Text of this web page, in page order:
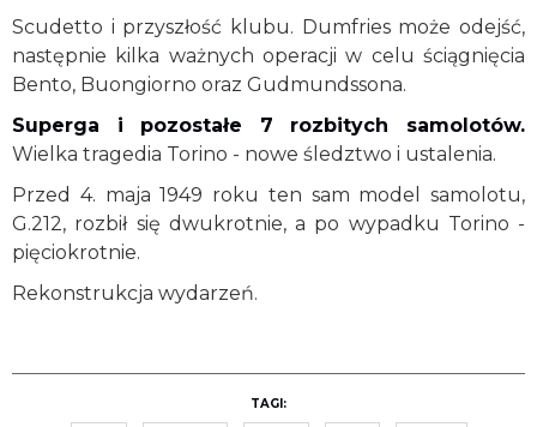
Scudetto i przyszłość klubu. Dumfries może odejść,
następnie kilka ważnych operacji w celu ściągnięcia
Bento, Buongiorno oraz Gudmundssona.
Superga i pozostałe 7 rozbitych samolotów.
Wielka tragedia Torino - nowe śledztwo i ustalenia.
Przed 4. maja 1949 roku ten sam model samolotu,
G.212, rozbił się dwukrotnie, a po wypadku Torino -
pięciokrotnie.
Rekonstrukcja wydarzeń.
TAGI: